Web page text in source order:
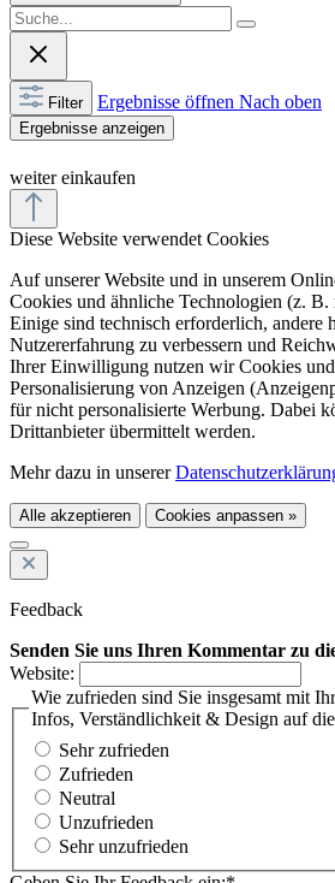
Filter Ergebnisse öffnen Nach oben
Ergebnisse anzeigen
weiter einkaufen
Diese Website verwendet Cookies
Auf unserer Website und in unserem
Cookies und ähnliche Technologien (z.
Einige sind technisch erforderlich, andere
Nutzererfahrung zu verbessern und
Ihrer Einwilligung nutzen wir Cookies
Personalisierung von Anzeigen
für nicht personalisierte Werbung. Dabei
Drittanbieter übermittelt werden.
Mehr dazu in unserer
Alle akzeptieren Cookies anpassen »
Feedback
Senden Sie uns Ihren Kommentar zu
Website:
Wie zufrieden sind Sie insgesamt mit
Infos, Verständlichkeit & Design auf
Sehr zufrieden
Zufrieden
Neutral
Unzufrieden
Sehr unzufrieden